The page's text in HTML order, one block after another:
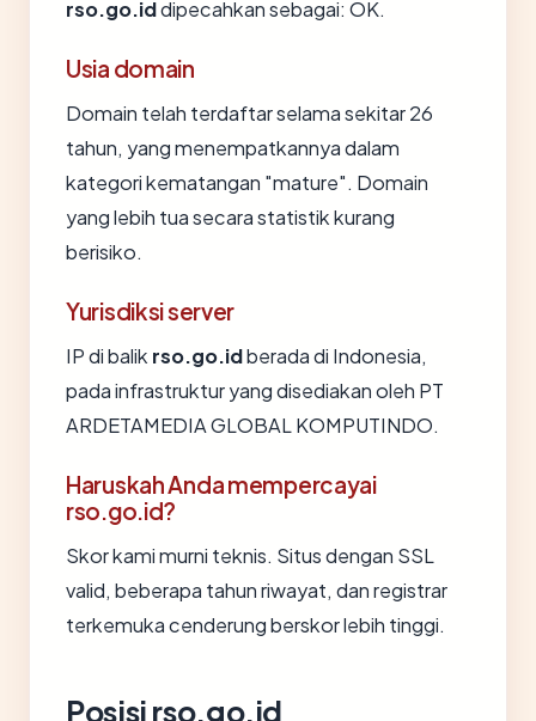
rso.go.iddipecahkan sebagai: OK.
Usia domain
Domain telah terdaftar selama sekitar 26
tahun, yang menempatkannya dalam
kategori kematangan "mature". Domain
yang lebih tua secara statistik kurang
berisiko.
Yurisdiksi server
IP di balik rso.go.idberada di Indonesia,
pada infrastruktur yang disediakan oleh PT
ARDETAMEDIA GLOBAL KOMPUTINDO.
Haruskah Anda mempercayai
rso.go.id?
Skor kami murni teknis. Situs dengan SSL
valid, beberapa tahun riwayat, dan registrar
terkemuka cenderung berskor lebih tinggi.
Posisi rso.go.id